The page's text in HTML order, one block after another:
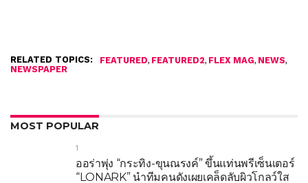
RELATED TOPICS: FEATURED, FEATURED2, FLEX MAG, NEWS,
NEWSPAPER
MOST POPULAR
1
ออร่าพุ่ง “กระทิง-ขุนณรงค์” ขึ้นแท่นพรีเซ็นเตอร์
“LONARK” นำทีมคนดังเผยเคล็ดลับผิวโกลว์ใส